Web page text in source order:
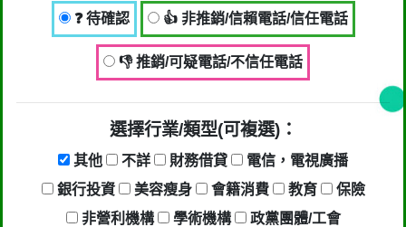
手法、各類詐騙 )
回報時間：2024-03-25 07:28:50
匿名：
👎 推銷/可疑電話/不信任電話
回報內容：無良企業
行業/類型： 提高警覺 ( 包括不良銷售
手法、各類詐騙 )
❓ 待確認 👍 非推銷/信賴電話/信任電話
👎 推銷/可疑電話/不信任電話
選擇行業/類型(可複選)：
其他 不詳 財務借貸
電信，電視廣播
銀行投資
美容瘦身 會籍消費 教育
保險
非營利機構
學術機構
政黨團體/工會